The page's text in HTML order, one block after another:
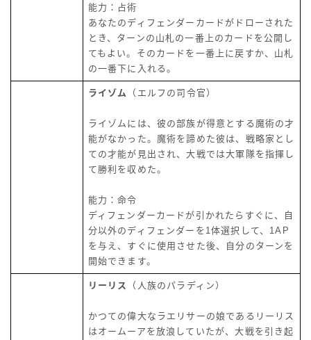
能力：占術
あなたのディフェンダーカードがドローされた
とき、ターンの山札の一番上のカードを公開し
てもよい。そのカードを一番上に戻すか、山札
の一番下に入れる。
ライゾム （エルフの司令官）
ライゾムには、彼の部族が得意とする魔術の才
能がなかった。魔術を諦めた彼は、戦略家とし
ての才能が見出され、大戦では大軍隊を指揮し
て勝利を収めた。
能力：命令
ディフェンダーカードが引かれたらすぐに、自
分以外のディフェンダーを1体選択して、1AP
を与え、すぐに使用させた後、自分のターンを
開始できます。
リーリス （人族のパラディン）
かつての偉大なラエリサーの娘であるリーリス
はオームーアを放浪していたが、大戦を引き起